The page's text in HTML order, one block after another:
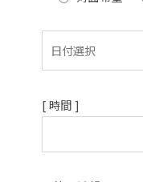
[ 時間 ]